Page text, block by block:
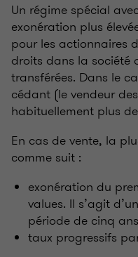
Un régime spécial
exonération plus
pour les actionnaires
droits dans la société
transférées. Dans le
cédant (le vendeur
habituellement plus
En cas de vente, la
comme suit :
exonération du
values. Il s’agit
période de cinq
taux progressifs